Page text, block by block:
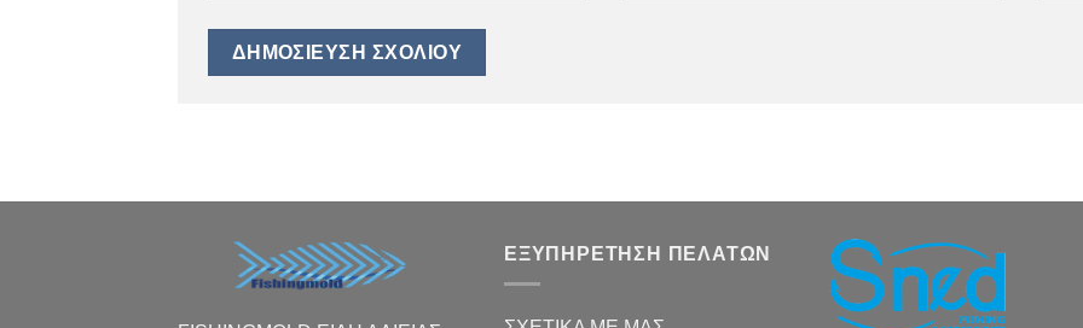
ΕΞΥΠΗΡΕΤΗΣΗ ΠΕΛΑΤΩΝ